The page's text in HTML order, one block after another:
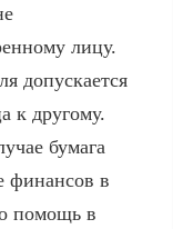
лицу.
допускается
к другому.
бумага
финансов в
помощь в